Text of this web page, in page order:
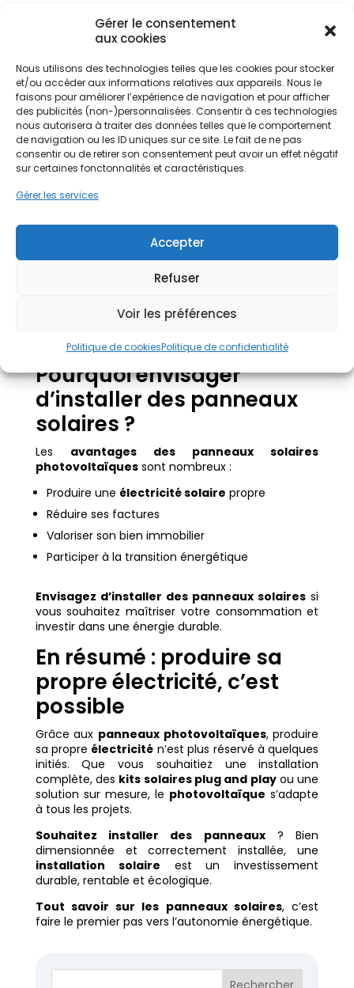
Gérer le consentement
aux cookies
Nous utilisons des technologies telles que les cookies pour stocker
et/ou accéder aux informations relatives aux appareils. Nous le
faisons pour améliorer l’expérience de navigation et pour afficher
des publicités (non-)personnalisées. Consentir à ces technologies
nous autorisera à traiter des données telles que le comportement
de navigation ou les ID uniques sur ce site. Le fait de ne pas
consentir ou de retirer son consentement peut avoir un effet négatif
sur certaines fonctonnalités et caractéristiques.
Gérer les services
Accepter
Refuser
Voir les préférences
Politique de cookiesPolitique de confidentialité
Malgré l’investissement initial, les économies
réalisées sur leprix de l’électricité
l’opération rentable sur la
panneaux
Durée de vie et entretien
des panneaux
Ladurée de viemoyenne despanneaux
photovoltaïquesest de 25 à 30 ans. Lescellules
photovoltaïquesconservent un bon rendement
sur le long terme.
Entretenir vos panneaux solaires(nettoyage
Surveiller la production d’électricité produite
Pourquoi envisager
d’installer des panneaux
solaires ?
Les avantages des panneaux solaires
photovoltaïquessont nombreux :
Produire une électricité solaire propre
Réduire ses factures
Valoriser son bien immobilier
Participer à la transition énergétique
Envisagez d’installer des panneaux solaires si
vous souhaitez maîtriser votre consommation et
investir dans une énergie durable.
En résumé : produire sa
propre électricité, c’est
possible
Grâce aux panneaux photovoltaïques, produire
sa propre électricité n’est plus réservé à quelques
initiés. Que vous souhaitiez une installation
complète, des kits solaires plug and playou une
solution sur mesure, le photovoltaïque s’adapte
à tous les projets.
Souhaitez installer des panneaux? Bien
dimensionnée et correctement installée, une
installation solaire est un investissement
durable, rentable et écologique.
Tout savoir sur les panneaux solaires, c’est
faire le premier pas vers l’autonomie énergétique.